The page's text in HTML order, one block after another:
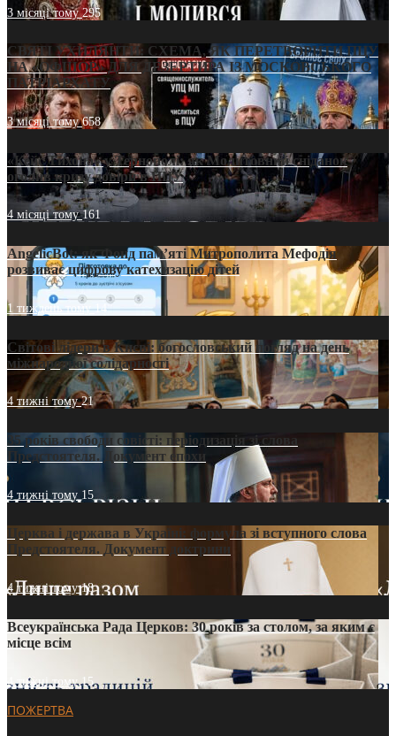
3 місяці тому295
СВЯТІ УХИЛЯНТИ: СХЕМА, ЯК ПЕРЕТВОРИТИ ПЦУ
НА «ОФШОР» ДЛЯ ДЕЗЕРТИРА ІЗ МОСКОВСЬКОГО
ПАТРІАРХАТУ
3 місяці тому658
«Кейс Тихона» у Тернополі: як Молитовний сніданок
оголив кризу довіри в ПЦУ
4 місяці тому161
AngelicBot: як Фонд пам’яті Митрополита Мефодія
розвиває цифрову катехизацію дітей
1 тиждень тому14
Світові лідери в Києві: богословський погляд на день
міжнародної солідарності
4 тижні тому21
35 років свободи совісті: періодизація зі слова
Предстоятеля. Документ епохи
4 тижні тому 15
Церква і держава в Україні: формула зі вступного слова
Предстоятеля. Документ доктрини
4 тижні тому18
Всеукраїнська Рада Церков: 30 років за столом, за яким є
місце всім
4 тижні тому15
ПОЖЕРТВА